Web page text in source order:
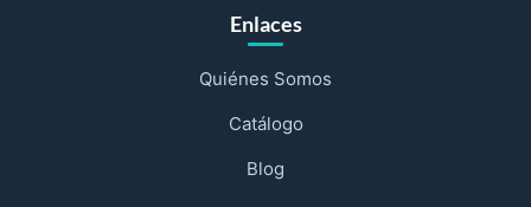
Enlaces
Quiénes Somos
Catálogo
Blog